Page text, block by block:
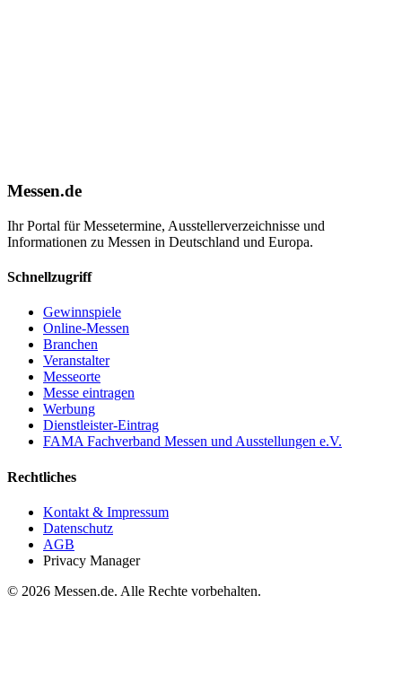
Messen.de
Ihr Portal für Messetermine, Ausstellerverzeichnisse und
Informationen zu Messen in Deutschland und Europa.
Schnellzugriff
Gewinnspiele
Online-Messen
Branchen
Veranstalter
Messeorte
Messe eintragen
Werbung
Dienstleister-Eintrag
FAMA Fachverband Messen und Ausstellungen e.V.
Rechtliches
Kontakt & Impressum
Datenschutz
AGB
Privacy Manager
© 2026 Messen.de. Alle Rechte vorbehalten.